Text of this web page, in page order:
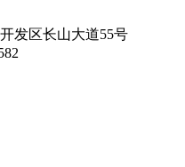
发区长山大道55号